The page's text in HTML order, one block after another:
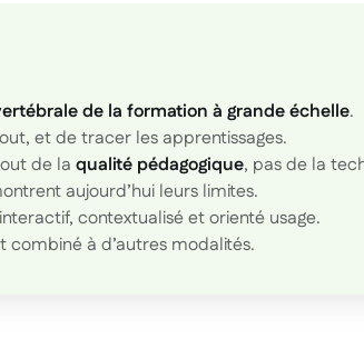
de la formation à grande échelle.
et de tracer les apprentissages.
de la qualité pédagogique, pas de la
aujourd’hui leurs limites.
contextualisé et orienté usage.
combiné à d’autres modalités.